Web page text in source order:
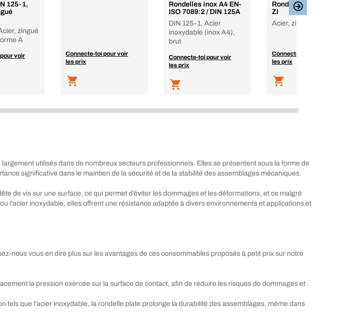
125-1,
zingué
A
voir
Connecte-toi pour voir
les prix
Rondelles inox A4 EN-
ISO 7089:2 / DIN 125A
DIN 125-1, Acier
inoxydable (inox A4),
brut
Connecte-toi pour voir
les prix
Rondelles ISO 4759-3
ZI
Acier, zingué
Connecte-toi pour voir
les prix
utilisés dans de nombreux secteurs professionnels. Elles se présentent sous la forme de
significative dans le maintien de la sécurité et de la stabilité des assemblages mécaniques.
de vis sur une surface, ce qui permet d’éviter les dommages et les déformations, et ce malgré
l'acier inoxydable, elles offrent une résistance adaptée à divers environnements et applications et
nous vous en dire plus sur les avantages de ces consommables proposés à petit prix sur notre
la pression exercée sur la surface de contact, afin de réduire les risques de dommages et
tels que l'acier inoxydable, la rondelle plate prolonge la durabilité des assemblages, même dans